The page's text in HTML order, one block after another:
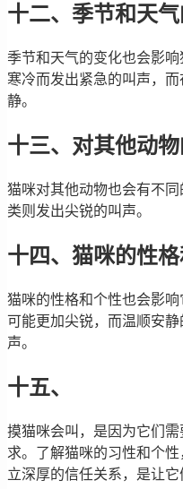
十二、季节和天
季节和天气的变化也会影
寒冷而发出紧急的叫声，
静。
十三、对其他动
猫咪对其他动物也会有不
类则发出尖锐的叫声。
十四、猫咪的性
猫咪的性格和个性也会影
可能更加尖锐，而温顺安
声。
十五、
摸猫咪会叫，是因为它们
求。了解猫咪的习性和个
立深厚的信任关系，是让它